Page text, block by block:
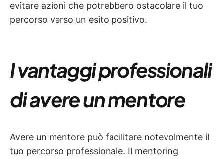
evitare azioni che potrebbero ostacolare il tuo
percorso verso un esito positivo.
I vantaggi professionali
di avere un mentore
Avere un mentore può facilitare notevolmente il
tuo percorso professionale. Il mentoring